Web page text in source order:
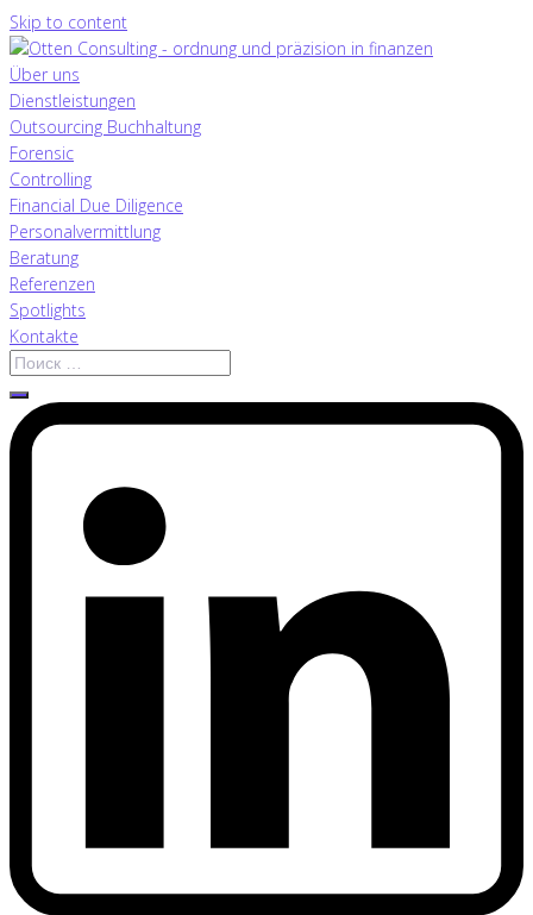
Skip to content
Über uns
Dienstleistungen
Outsourcing Buchhaltung
Forensic
Controlling
Financial Due Diligence
Personalvermittlung
Beratung
Referenzen
Spotlights
Kontakte